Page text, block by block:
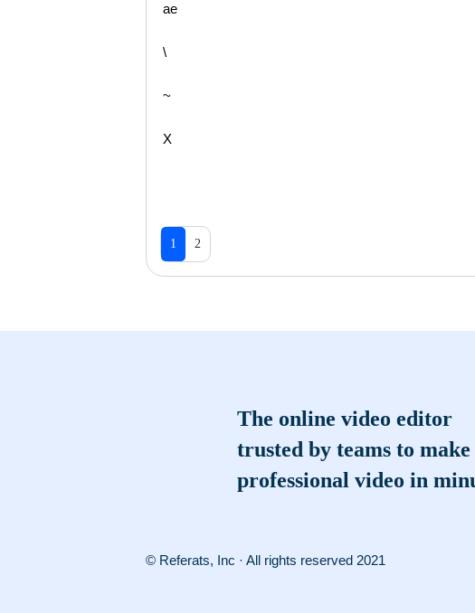
ae
\
~
X
1 2
The online video editor
trusted by teams to make
professional video in
© Referats, Inc · All rights reserved 2021